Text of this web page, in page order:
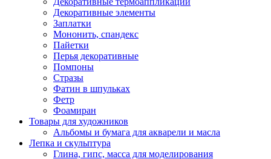
Декоративные элементы
Заплатки
Мононить, спандекс
Пайетки
Перья декоративные
Помпоны
Стразы
Фатин в шпульках
Фетр
Фоамиран
Товары для художников
Альбомы и бумага для акварели и масла
Лепка и скульптура
Глина, гипс, масса для моделирования